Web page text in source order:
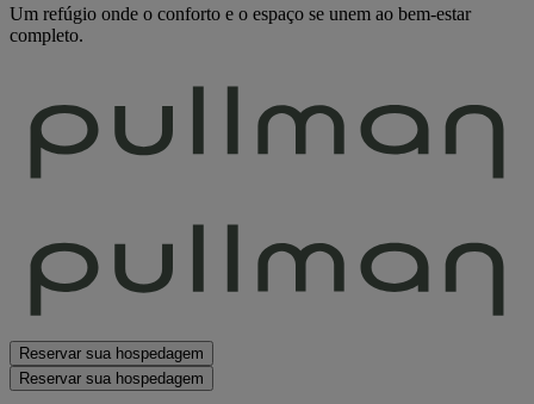
Um refúgio onde o conforto e o espaço se unem ao bem-estar
completo.
Reservar sua hospedagem
Reservar sua hospedagem